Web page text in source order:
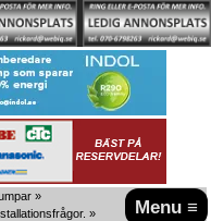
Menu ≡
»
»